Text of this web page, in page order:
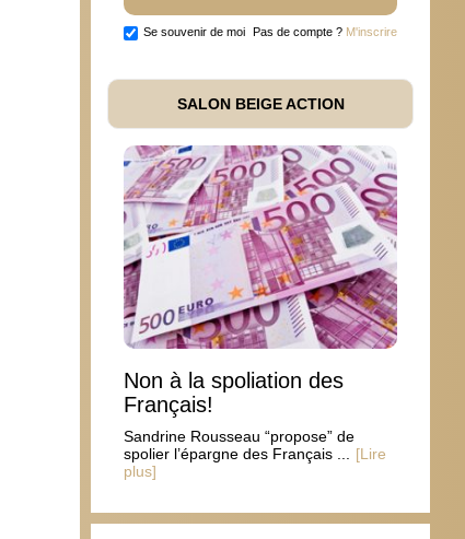
Se souvenir de moi Pas de compte ? M'inscrire
SALON BEIGE ACTION
Non à la spoliation des
Français!
Sandrine Rousseau “propose” de
spolier l’épargne des Français ...
[Lire
plus]